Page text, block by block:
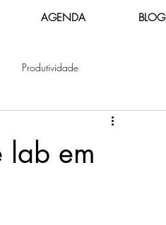
AGENDA BLOG
Produtividade
lab em